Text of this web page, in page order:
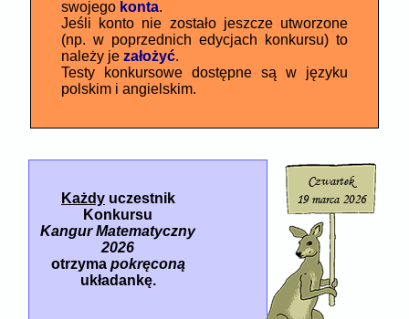
swojego konta.
Jeśli konto nie zostało jeszcze utworzone
(np. w poprzednich edycjach konkursu) to
należy jezałożyć.
Testy konkursowe dostępne są w języku
polskim i angielskim.
Każdyuczestnik
Konkursu
Kangur Matematyczny
2026
otrzyma pokręconą
układankę.